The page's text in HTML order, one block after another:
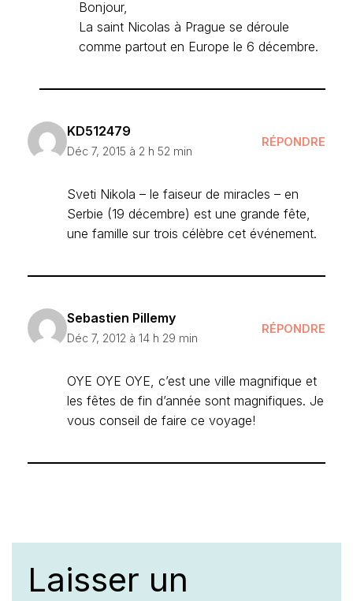
Bonjour,
La saint Nicolas à Prague se déroule
comme partout en Europe le 6 décembre.
KD512479
Déc 7, 2015 à 2 h 52 min
RÉPONDRE
Sveti Nikola – le faiseur de miracles – en
Serbie (19 décembre) est une grande fête,
une famille sur trois célèbre cet événement.
Sebastien Pillemy
Déc 7, 2012 à 14 h 29 min
RÉPONDRE
OYE OYE OYE, c’est une ville magnifique et
les fêtes de fin d’année sont magnifiques. Je
vous conseil de faire ce voyage!
Laisser un